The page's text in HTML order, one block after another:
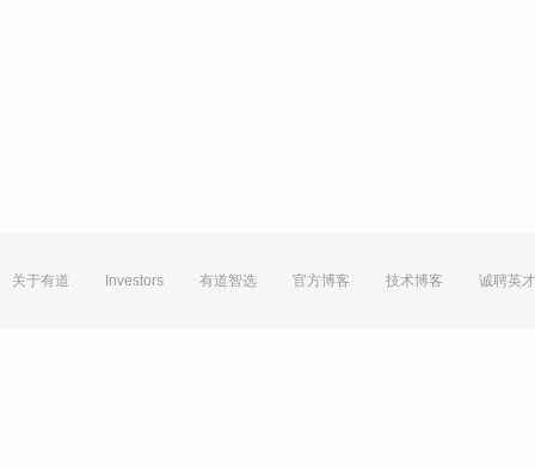
关于有道 Investors 有道智选 官方博客 技术博客 诚聘英才